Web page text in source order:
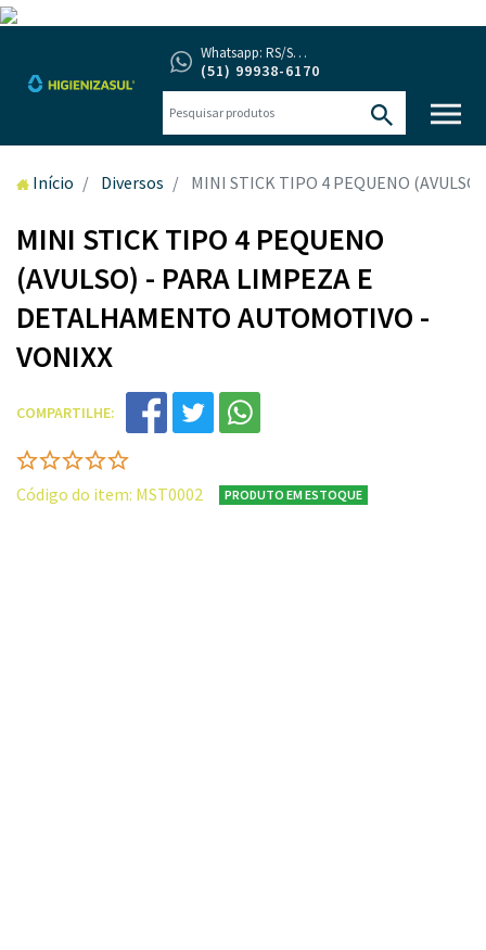
Whatsapp: RS/SC/PR
(51) 99938-6170
Início Diversos MINI STICK TIPO 4 PEQUENO
MINI STICK TIPO 4 PEQUENO
(AVULSO) - PARA LIMPEZA E
DETALHAMENTO AUTOMOTIVO -
VONIXX
COMPARTILHE:
Código do item: MST0002 PRODUTO EM ESTOQUE